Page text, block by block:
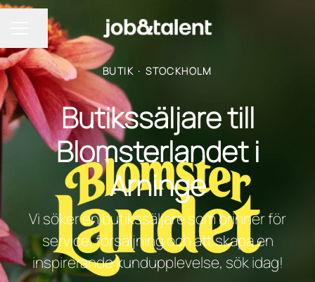
KARRIÄRMENY
Dela sidan
BUTIK · STOCKHOLM
Butikssäljare till
Blomsterlandet i
Arninge
Vi söker en butikssäljare som brinner för
service, försäljning och att skapa en
inspirerande kundupplevelse, sök idag!